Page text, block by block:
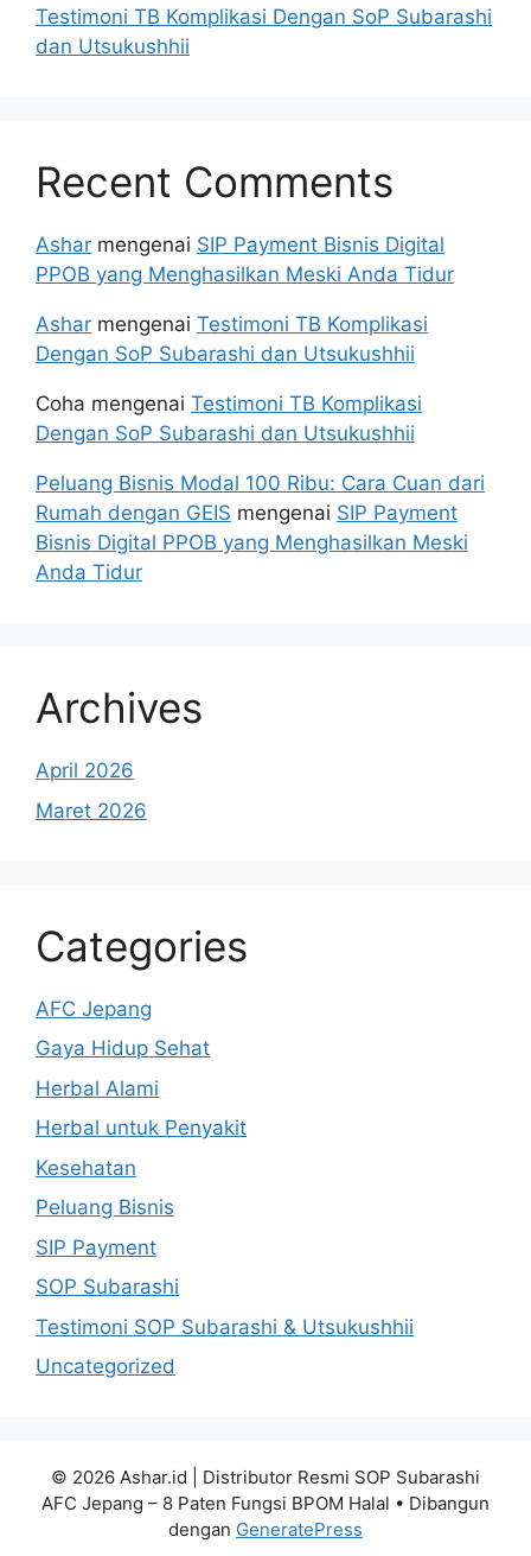
Testimoni TB Komplikasi Dengan SoP Subarashi
dan Utsukushhii
Recent Comments
Ashar mengenai SIP Payment Bisnis Digital
PPOB yang Menghasilkan Meski Anda Tidur
Ashar mengenai Testimoni TB Komplikasi
Dengan SoP Subarashi dan Utsukushhii
Coha mengenai Testimoni TB Komplikasi
Dengan SoP Subarashi dan Utsukushhii
Peluang Bisnis Modal 100 Ribu: Cara Cuan dari
Rumah dengan GEIS mengenai SIP Payment
Bisnis Digital PPOB yang Menghasilkan Meski
Anda Tidur
Archives
April 2026
Maret 2026
Categories
AFC Jepang
Gaya Hidup Sehat
Herbal Alami
Herbal untuk Penyakit
Kesehatan
Peluang Bisnis
SIP Payment
SOP Subarashi
Testimoni SOP Subarashi & Utsukushhii
Uncategorized
© 2026 Ashar.id | Distributor Resmi SOP Subarashi
AFC Jepang – 8 Paten Fungsi BPOM Halal • Dibangun
dengan GeneratePress